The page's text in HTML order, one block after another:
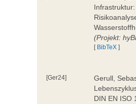
(Projekt:
[ BibTeX ]
[Ger24]
Gerull,
DIN EN ISO